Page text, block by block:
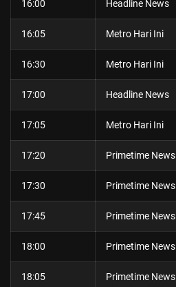
16:00 Headline News
16:05 Metro Hari Ini
16:30 Metro Hari Ini
17:00 Headline News
17:05 Metro Hari Ini
17:20 Primetime News
17:30 Primetime News
17:45 Primetime News
18:00 Primetime News
18:05 Primetime News